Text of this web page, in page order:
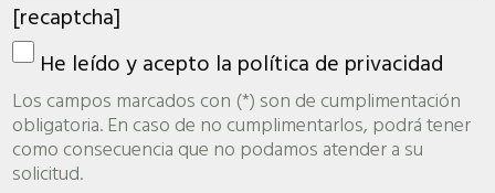
[recaptcha]
He leído y acepto la política de privacidad
Los campos marcados con (*) son de cumplimentación
obligatoria. En caso de no cumplimentarlos, podrá tener
como consecuencia que no podamos atender a su
solicitud.